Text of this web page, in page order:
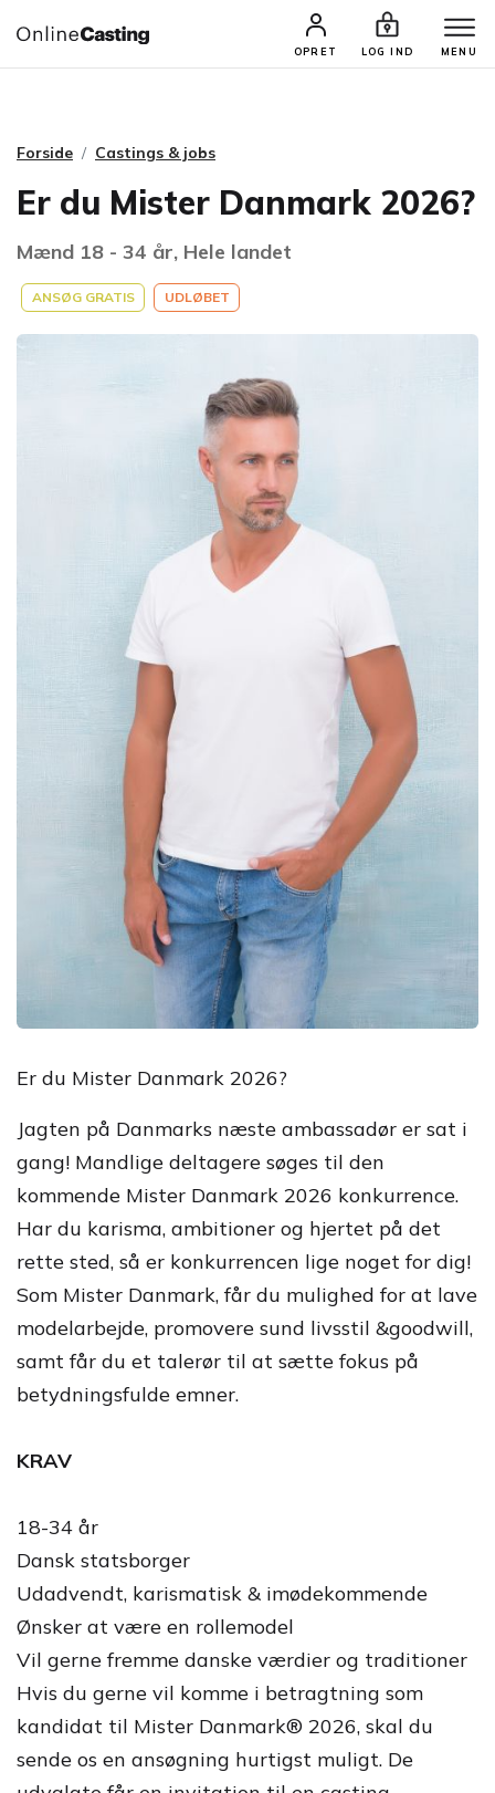
OPRET LOG IND MENU
CASTINGS & JOBS SØG PROFIL
Forside Castings & jobs
Er du Mister Danmark 2026?
Mænd 18 - 34 år, Hele landet
ANSØG GRATIS UDLØBET
Er du Mister Danmark 2026?
Jagten på Danmarks næste ambassadør er sat i
gang! Mandlige deltagere søges til den
kommende Mister Danmark 2026 konkurrence.
Har du karisma, ambitioner og hjertet på det
rette sted, så er konkurrencen lige noget for dig!
Som Mister Danmark, får du mulighed for at lave
modelarbejde, promovere sund livsstil &goodwill,
samt får du et talerør til at sætte fokus på
betydningsfulde emner.
KRAV
18-34 år
Dansk statsborger
Udadvendt, karismatisk & imødekommende
Ønsker at være en rollemodel
Vil gerne fremme danske værdier og traditioner
Hvis du gerne vil komme i betragtning som
kandidat til Mister Danmark® 2026, skal du
sende os en ansøgning hurtigst muligt. De